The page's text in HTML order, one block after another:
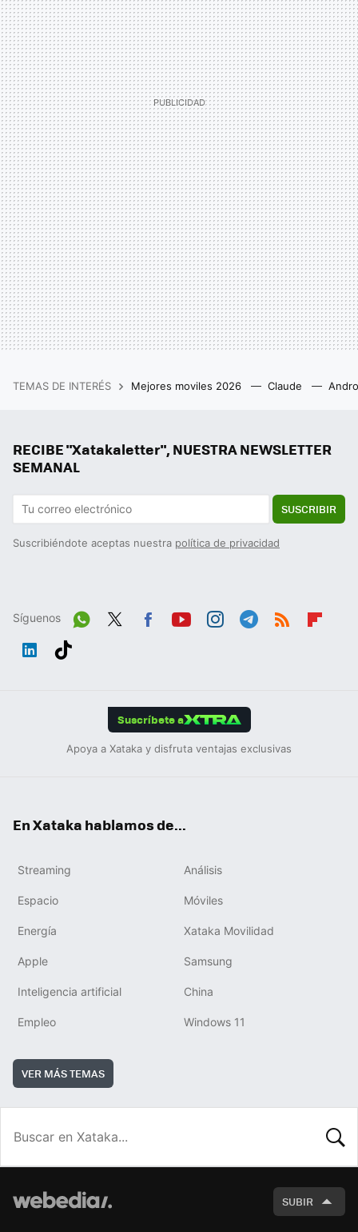
TEMAS DE INTERÉS Mejores moviles 2026 Claude
RECIBE "Xatakaletter", NUESTRA NEWSLETTER
SEMANAL
SUSCRIBIR
Suscribiéndote aceptas nuestra política de privacidad
Síguenos
Wh
Suscríbete a
Apoya a Xataka y disfruta ventajas exclusivas
En Xataka hablamos de...
Streaming Análisis
Espacio Móviles
Energía Xataka Movilidad
Apple Samsung
Inteligencia artificial China
Empleo Windows 11
VER MÁS TEMAS
SUBIR